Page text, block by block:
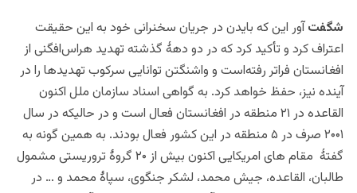
شگفتآور این که بایدن در جریان سخنرانی خود به این حقیقت
اعتراف کرد و تأکید کرد که در دو دهۀ گذشته تهدید هراس‌افگنی از
افغانستان فراتر رفته‌است و واشنگتن توانایی سرکوب تهدیدها را در
آینده نیز، حفظ خواهد کرد. به گواهی اسناد سازمان ملل اکنون
القاعده در ۲۱ منطقه در افغانستان فعال است و در حالیکه در سال
۲۰۰۱ صرف در ۵ منطقه در این کشور فعال بودند. به همین گونه به
گفتۀ مقام های امریکایی اکنون بیش از ۲۰ گروۀ تروریستی مشمول
طالبان، القاعده، جیش محمد، لشکر جنگوی، سپاۀ محمد و … در